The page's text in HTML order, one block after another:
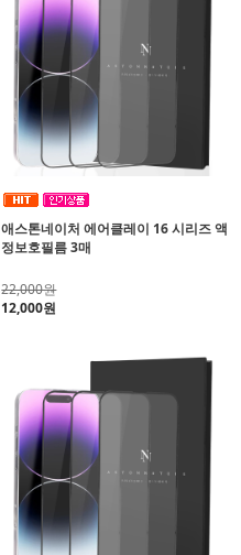
애스톤네이처 에어클레이 16 시리즈 액
정보호필름 3매
22,000원
12,000원